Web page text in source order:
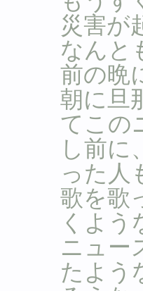
災害が
なんと
前の晩
朝に旦
てこの
し前に
った人
歌を歌
くよう
ニュー
たよう